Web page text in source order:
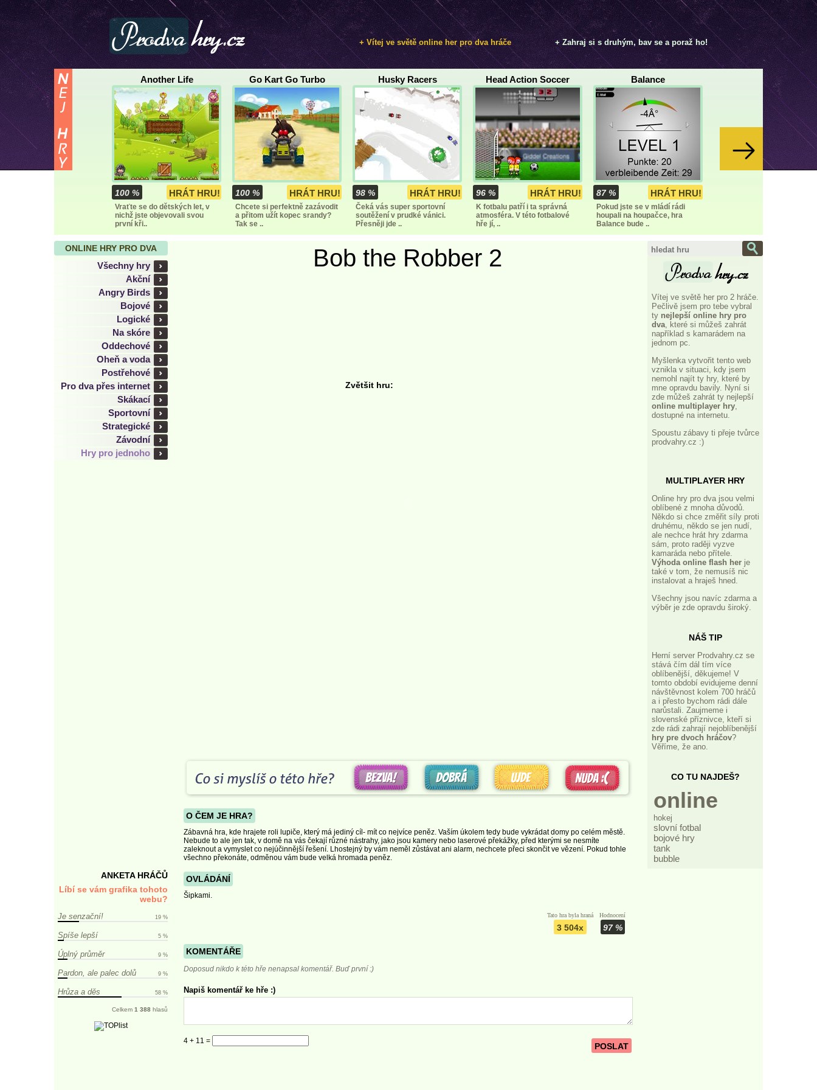
+ Zahraj si s druhým, bav se a poraž ho!
+ Vítej ve světě online her pro dva hráče
Another Life
100 % HRÁT HRU!
Vraťte se do dětských let, v
nichž jste objevovali svou
první kři..
Go Kart Go Turbo
100 % HRÁT HRU!
Chcete si perfektně zazávodit
a přitom užít kopec srandy?
Tak se ..
Husky Racers
98 % HRÁT HRU!
Čeká vás super sportovní
soutěžení v prudké vánici.
Přesněji jde ..
Head Action Soccer
96 % HRÁT HRU!
K fotbalu patří i ta správná
atmosféra. V této fotbalové
hře jí, ..
Balance
87 % HRÁT HRU!
Pokud jste se v mládí rádi
houpali na houpačce, hra
Balance bude ..
ONLINE HRY PRO DVA
Všechny hry
Akční
Angry Birds
Bojové
Logické
Na skóre
Oddechové
Oheň a voda
Postřehové
Pro dva přes internet
Skákací
Sportovní
Strategické
Závodní
Hry pro jednoho
ANKETA HRÁČŮ
Líbí se vám grafika tohoto
webu?
Je senzační! 19 %
Spíše lepší 5 %
Úplný průměr 9 %
Pardon, ale palec dolů 9 %
Hrůza a děs 58 %
Celkem 1 388 hlasů
Bob the Robber 2
Zvětšit hru:
O ČEM JE HRA?
Zábavná hra, kde hrajete roli lupiče, který má jediný cíl- mít co nejvíce peněz. Vaším úkolem tedy bude vykrádat domy po celém městě.
Nebude to ale jen tak, v domě na vás čekají různé nástrahy, jako jsou kamery nebo laserové překážky, před kterými se nesmíte
zaleknout a vymyslet co nejúčinnější řešení. Lhostejný by vám neměl zůstávat ani alarm, nechcete přeci skončit ve vězení. Pokud tohle
všechno překonáte, odměnou vám bude velká hromada peněz.
OVLÁDÁNÍ
Šipkami.
Hodnocení
97 %
Tato hra byla hraná
3 504x
KOMENTÁŘE
Doposud nikdo k této hře nenapsal komentář. Buď první :)
Napiš komentář ke hře :)
4 + 11 =
POSLAT
Vítej ve světě her pro 2 hráče.
Pečlivě jsem pro tebe vybral
ty nejlepší online hry pro
dva, které si můžeš zahrát
například s kamarádem na
jednom pc.
Myšlenka vytvořit tento web
vznikla v situaci, kdy jsem
nemohl najít ty hry, které by
mne opravdu bavily. Nyní si
zde můžeš zahrát ty nejlepší
online multiplayer hry,
dostupné na internetu.
Spoustu zábavy ti přeje tvůrce
prodvahry.cz :)
MULTIPLAYER HRY
Online hry pro dva jsou velmi
oblíbené z mnoha důvodů.
Někdo si chce změřit síly proti
druhému, někdo se jen nudí,
ale nechce hrát hry zdarma
sám, proto raději vyzve
kamaráda nebo přítele.
Výhoda online flash her je
také v tom, že nemusíš nic
instalovat a hraješ hned.
Všechny jsou navíc zdarma a
výběr je zde opravdu široký.
NÁŠ TIP
Herní server Prodvahry.cz se
stává čím dál tím více
oblíbenější, děkujeme! V
tomto období evidujeme denní
návštěvnost kolem 700 hráčů
a i přesto bychom rádi dále
narůstali. Zaujmeme i
slovenské příznivce, kteří si
zde rádi zahrají nejoblíbenější
hry pre dvoch hráčov?
Věříme, že ano.
CO TU NAJDEŠ?
online
hokej
slovní fotbal
bojové hry
tank
bubble